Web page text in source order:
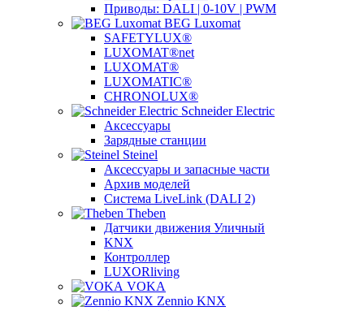
Приводы: DALI | 0-10V | PWM
BEG Luxomat
SAFETYLUX®
LUXOMAT®net
LUXOMAT®
LUXOMATIC®
CHRONOLUX®
Schneider Electric
Аксессуары
Зарядные станции
Steinel
Аксессуары и запасные части
Архив моделей
Система LiveLink (DALI 2)
Theben
Датчики движения Уличный
KNX
Контроллер
LUXORliving
VOKA
Zennio KNX